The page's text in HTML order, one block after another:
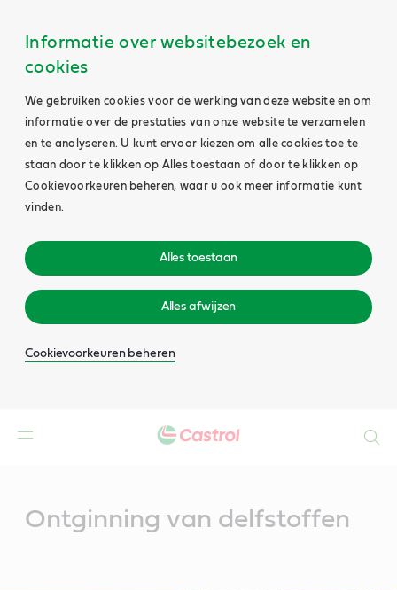
Informatie over websitebezoek en
cookies
We gebruiken cookies voor de werking van deze website en om
informatie over de prestaties van onze website te verzamelen
en te analyseren. U kunt ervoor kiezen om alle cookies toe te
staan door te klikken op Alles toestaan of door te klikken op
Cookievoorkeuren beheren, waar u ook meer informatie kunt
vinden.
Alles toestaan
Alles afwijzen
Cookievoorkeuren beheren
Ontginning van delfstoffen